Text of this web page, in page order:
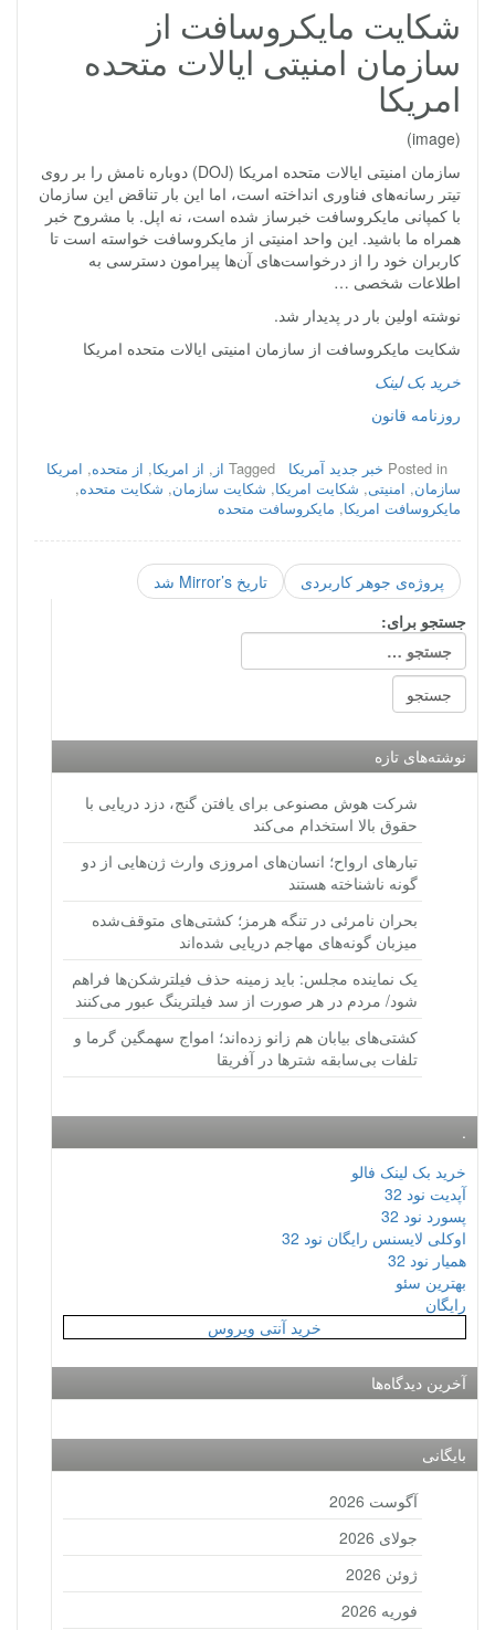
شکایت مایکروسافت از
سازمان امنیتی ایالات متحده
امریکا
(image)
سازمان امنیتی ایالات متحده امریکا (DOJ) دوباره نامش را بر روی
تیتر رسانه‌های فناوری انداخته است، اما این بار تناقض این سازمان
با کمپانی مایکروسافت خبرساز شده است، نه اپل. با مشروح خبر
همراه ما باشید. این واحد امنیتی از مایکروسافت خواسته است تا
کاربران خود را از درخواست‌های آن‌ها پیرامون دسترسی به
اطلاعات شخصی …
نوشته اولین بار در پدیدار شد.
شکایت مایکروسافت از سازمان امنیتی ایالات متحده امریکا
خرید بک لینک
روزنامه قانون
Posted in خبر جدید آمریکا Tagged از , از امریکا, از متحده, امریکا
سازمان, امنیتی, شکایت امریکا, شکایت سازمان, شکایت متحده,
مایکروسافت امریکا, مایکروسافت متحده
تاریخ Mirror’s شد
پروژه‌ی جوهر کاربردی
جستجو برای:
نوشته‌های تازه
شرکت هوش مصنوعی برای یافتن گنج، دزد دریایی با
حقوق بالا استخدام می‌کند
تبارهای ارواح؛ انسان‌های امروزی وارث ژن‌هایی از دو
گونه ناشناخته هستند
بحران نامرئی در تنگه هرمز؛ کشتی‌های متوقف‌شده
میزبان گونه‌های مهاجم دریایی شده‌اند
یک نماینده مجلس: باید زمینه حذف فیلترشکن‌ها فراهم
شود/ مردم در هر صورت از سد فیلترینگ عبور می‌کنند
کشتی‌های بیابان هم زانو زده‌اند؛ امواج سهمگین گرما و
تلفات بی‌سابقه شترها در آفریقا
.
خرید بک لینک فالو
آپدیت نود 32
پسورد نود 32
اوکلی لایسنس رایگان نود 32
همیار نود 32
بهترین سئو
رایگان
خرید آنتی ویروس
آخرین دیدگاه‌ها
بایگانی
آگوست 2026
جولای 2026
ژوئن 2026
فوریه 2026